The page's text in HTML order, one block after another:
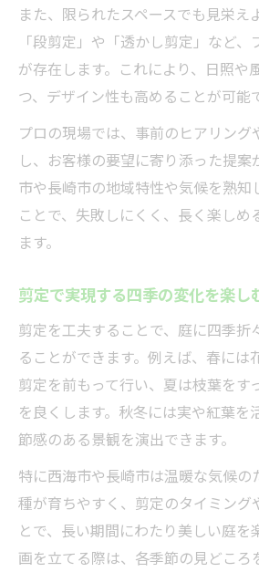
また、限られたスペースでも見栄え
「段剪定」や「透かし剪定」など
が存在します。これにより、日照や
つ、デザイン性も高めることが可能
プロの現場では、事前のヒアリング
し、お客様の要望に寄り添った提案
市や長崎市の地域特性や気候を熟知
ことで、失敗しにくく、長く楽しめ
ます。
剪定で実現する四季の変化を楽し
剪定を工夫することで、庭に四季折
ることができます。例えば、春には
剪定を前もって行い、夏は枝葉をす
を良くします。秋冬には実や紅葉を
節感のある景観を演出できます。
特に西海市や長崎市は温暖な気候の
種が育ちやすく、剪定のタイミング
とで、長い期間にわたり美しい庭を
画を立てる際は、各季節の見どころ